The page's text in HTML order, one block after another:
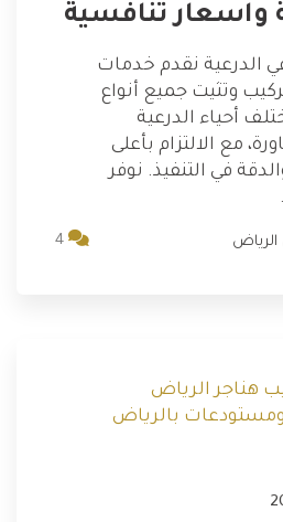
واسعار تنافسية
الدرعية نقدم خدمات
وتثيت جميع أنواع
أحياء الدرعية
مع الالتزام بأعلى
في التنفيذ. نوفر